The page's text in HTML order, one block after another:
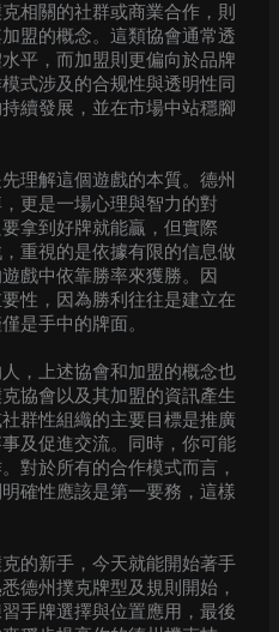
相關的社群或商業合作，則
盟的概念。這類協會通常透
平，而加盟則更偏向於品牌
式涉及的合规性與透明性同
續發展，並在市場中站穩腳
理解這個遊戲的本質。德州
更是一場心理與智力的對
拿到好牌就能贏，但實際
重視的是依據有限的信息做
戲中依靠勝率來獲勝。因
性，因為勝利往往是建立在
是手中的牌面。
，上述協會和加盟的概念也
協會以及其加盟的資訊產生
群性組織的主要目標是推廣
及促進交流。同時，你可能
對於所有的合作模式而言，
確性應該是第一要務，這樣
的新手，今天就能開始著手
德州撲克牌型及規則開始，
手牌選擇與位置應用，最後